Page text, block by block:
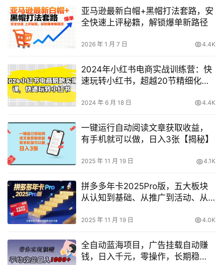
亚马逊最新白帽+黑帽打法套路，安
全快速上评秘籍，解锁爆单新路径
2026 年 1 月 7 日 4.4K
2024年小红书电商实战训练营：快
速玩转小红书，超越20节精细化课
2024 年 6 月 18 日 4.4K
一键运行自动阅读文章获取收益，
有手机就可以做，日入3张【揭秘】
2025 年 11 月 19 日 4.1K
拼多多年卡2025Pro版，五大板块
从认知到基础、从推广到活动、从
2025 年 11 月 19 日 4.0K
全自动蓝海项目，广告挂载自动赚
钱，日入千元，零操作，长期稳